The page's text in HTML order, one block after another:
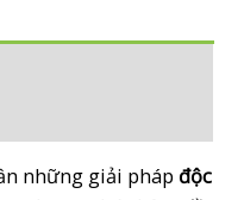
những giải pháp độc